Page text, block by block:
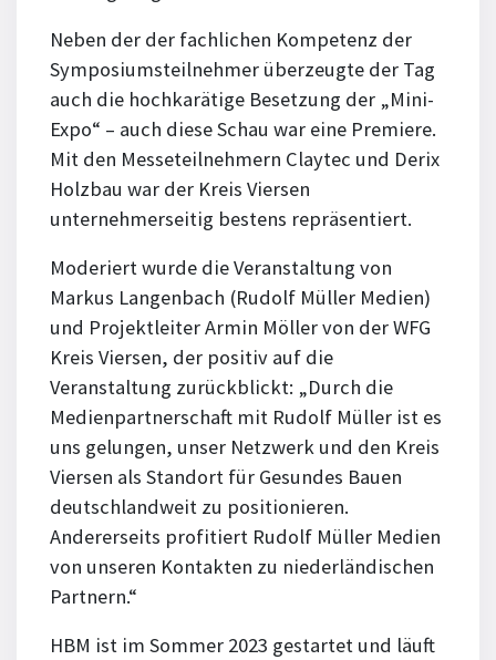
Neben der der fachlichen Kompetenz der
Symposiumsteilnehmer überzeugte der Tag
auch die hochkarätige Besetzung der „Mini-
Expo“ – auch diese Schau war eine Premiere.
Mit den Messeteilnehmern Claytec und Derix
Holzbau war der Kreis Viersen
unternehmerseitig bestens repräsentiert.
Moderiert wurde die Veranstaltung von
Markus Langenbach (Rudolf Müller Medien)
und Projektleiter Armin Möller von der WFG
Kreis Viersen, der positiv auf die
Veranstaltung zurückblickt: „Durch die
Medienpartnerschaft mit Rudolf Müller ist es
uns gelungen, unser Netzwerk und den Kreis
Viersen als Standort für Gesundes Bauen
deutschlandweit zu positionieren.
Andererseits profitiert Rudolf Müller Medien
von unseren Kontakten zu niederländischen
Partnern.“
HBM ist im Sommer 2023 gestartet und läuft